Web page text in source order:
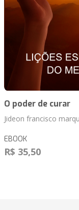
O poder de curar
Jideon francisco
EBOOK
R$ 35,50